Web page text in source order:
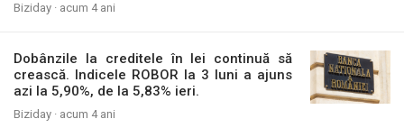
Biziday · acum 4 ani
Dobânzile la creditele în lei continuă să
crească. Indicele ROBOR la 3 luni a ajuns
azi la 5,90%, de la 5,83% ieri.
Biziday · acum 4 ani